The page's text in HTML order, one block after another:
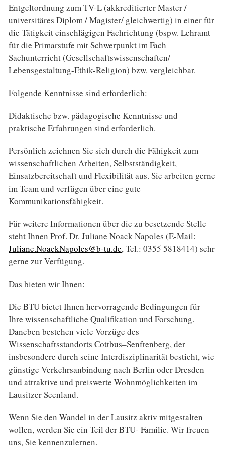
Entgeltordnung zum TV-L (akkreditierter Master /
universitäres Diplom / Magister/ gleichwertig) in einer für
die Tätigkeit einschlägigen Fachrichtung (bspw. Lehramt
für die Primarstufe mit Schwerpunkt im Fach
Sachunterricht (Gesellschaftswissenschaften/
Lebensgestaltung-Ethik-Religion) bzw. vergleichbar.
Folgende Kenntnisse sind erforderlich:
Didaktische bzw. pädagogische Kenntnisse und
praktische Erfahrungen sind erforderlich.
Persönlich zeichnen Sie sich durch die Fähigkeit zum
wissenschaftlichen Arbeiten, Selbstständigkeit,
Einsatzbereitschaft und Flexibilität aus. Sie arbeiten gerne
im Team und verfügen über eine gute
Kommunikationsfähigkeit.
Für weitere Informationen über die zu besetzende Stelle
steht Ihnen Prof. Dr. Juliane Noack Napoles (E-Mail:
Juliane.NoackNapoles@b-tu.de, Tel.: 0355 5818414) sehr
gerne zur Verfügung.
Das bieten wir Ihnen:
Die BTU bietet Ihnen hervorragende Bedingungen für
Ihre wissenschaftliche Qualifikation und Forschung.
Daneben bestehen viele Vorzüge des
Wissenschaftsstandorts Cottbus–Senftenberg, der
insbesondere durch seine Interdisziplinarität besticht, wie
günstige Verkehrsanbindung nach Berlin oder Dresden
und attraktive und preiswerte Wohnmöglichkeiten im
Lausitzer Seenland.
Wenn Sie den Wandel in der Lausitz aktiv mitgestalten
wollen, werden Sie ein Teil der BTU- Familie. Wir freuen
uns, Sie kennenzulernen.